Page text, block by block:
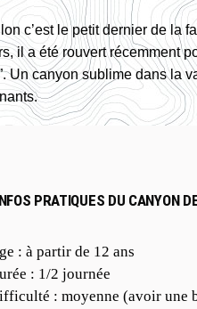
c’est le petit dernier de la
il a été rouvert récemment
Un canyon sublime dans la
PRATIQUES DU CANYON
: à partir de 12 ans
: 1/2 journée
: moyenne (avoir une